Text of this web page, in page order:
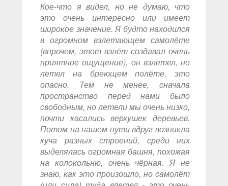
Кое-что я видел, но не думаю, что
это очень интересно или имеет
широкое значение. Я будто находился
в огромном взлетающем самолёте
(впрочем, этот взлёт создавал очень
приятное ощущение), он взлетел, но
летел на бреющем полёте, это
опасно. Тем не менее, сначала
пространство перед нами было
свободным, но летели мы очень низко,
почти касались верхушек деревьев.
Потом на нашем пути вдруг возникла
куча разных строений, среди них
выделялась огромная башня, похожая
на колокольню, очень чёрная. Я не
знаю, как это произошло, но самолёт